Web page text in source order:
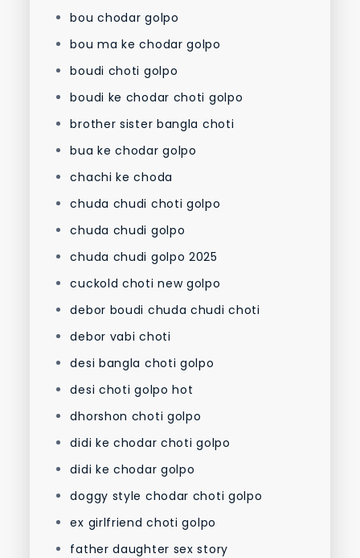
bou chodar golpo
bou ma ke chodar golpo
boudi choti golpo
boudi ke chodar choti golpo
brother sister bangla choti
bua ke chodar golpo
chachi ke choda
chuda chudi choti golpo
chuda chudi golpo
chuda chudi golpo 2025
cuckold choti new golpo
debor boudi chuda chudi choti
debor vabi choti
desi bangla choti golpo
desi choti golpo hot
dhorshon choti golpo
didi ke chodar choti golpo
didi ke chodar golpo
doggy style chodar choti golpo
ex girlfriend choti golpo
father daughter sex story